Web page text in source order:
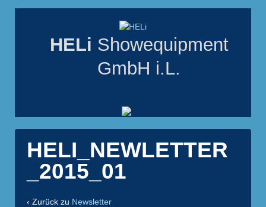
HELi Showequipment
GmbH i.L.
HELI_NEWLETTER
_2015_01
‹ Zurück zu Newsletter